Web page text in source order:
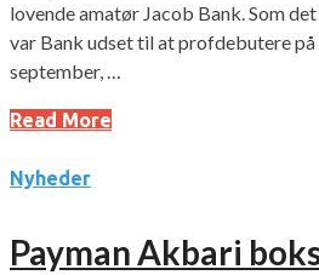
lovende amatør Jacob Bank. Som
var Bank udset til at profdebutere
september, …
Read More
Nyheder
Payman Akbari